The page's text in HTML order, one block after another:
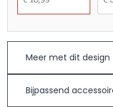
Meer met dit design
Bijpassend